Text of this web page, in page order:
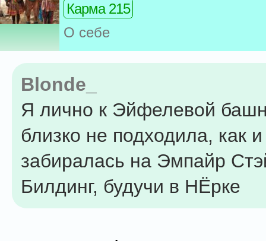
Карма 215
О себе
Blonde_
Я лично к Эйфелевой
близко не подходила, как
забиралась на Эмпайр
Билдинг, будучи в НЁрке